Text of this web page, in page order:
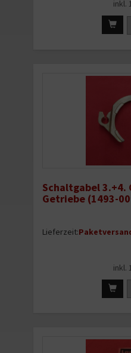
inkl.
Schaltgabel 3.+4.
Getriebe (1493-
Lieferzeit:
inkl.